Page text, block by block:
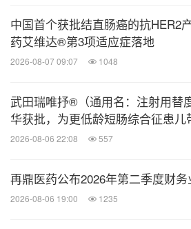
用证券法。武田透过投资而直接
为独立的实体。在本新闻稿中，
像"我们"和"我们的"这类词语也
表公司的员工。这些表述也用于
及某个特定的公司或某些公司的
武田前瞻性陈述
中国首个获批结直肠癌的抗HER2
药艾维达®第3项适应症落地
2026-08-07 09:07 1048
武田瑞唯抒®（通用名：注射用替
华获批，为更低龄短肠综合征患儿
2026-08-06 22:08 557
再鼎医药公布2026年第二季度财
2026-08-06 19:00 1235